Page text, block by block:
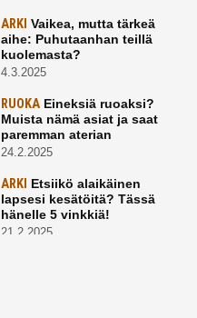
ARKI Vaikea, mutta tärkeä
aihe: Puhutaanhan teillä
kuolemasta?
4.3.2025
RUOKAEineksiä ruoaksi?
Muista nämä asiat ja saat
paremman aterian
24.2.2025
ARKI Etsiikö alaikäinen
lapsesi kesätöitä? Tässä
hänelle 5 vinkkiä!
21.2.2025